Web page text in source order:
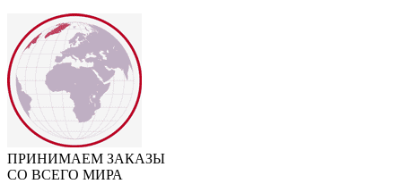
ПРИНИМАЕМ ЗАКАЗЫ
СО ВСЕГО МИРА